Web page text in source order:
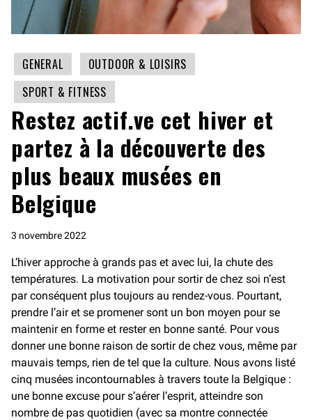
GENERAL
OUTDOOR & LOISIRS
SPORT & FITNESS
Restez actif.ve cet hiver et
partez à la découverte des
plus beaux musées en
Belgique
3 novembre 2022
L’hiver approche à grands pas et avec lui, la chute des
températures. La motivation pour sortir de chez soi n’est
par conséquent plus toujours au rendez-vous. Pourtant,
prendre l’air et se promener sont un bon moyen pour se
maintenir en forme et rester en bonne santé. Pour vous
donner une bonne raison de sortir de chez vous, même par
mauvais temps, rien de tel que la culture. Nous avons listé
cinq musées incontournables à travers toute la Belgique :
une bonne excuse pour s’aérer l’esprit, atteindre son
nombre de pas quotidien (avec sa montre connectée